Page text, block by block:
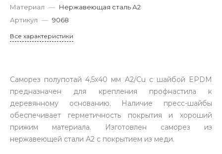
Материал — Нержавеющая сталь А2
Артикул — 9068
Все характеристики
Саморез полупотай 4,5х40 мм A2/Cu с шайбой EPDM
предназначен для крепления профнастила к
деревянному основанию. Наличие пресс-шайбы
обеспечивает герметичность покрытия и хороший
прижим материала. Изготовлен саморез из
нержавеющей стали А2 с покрытием из меди.